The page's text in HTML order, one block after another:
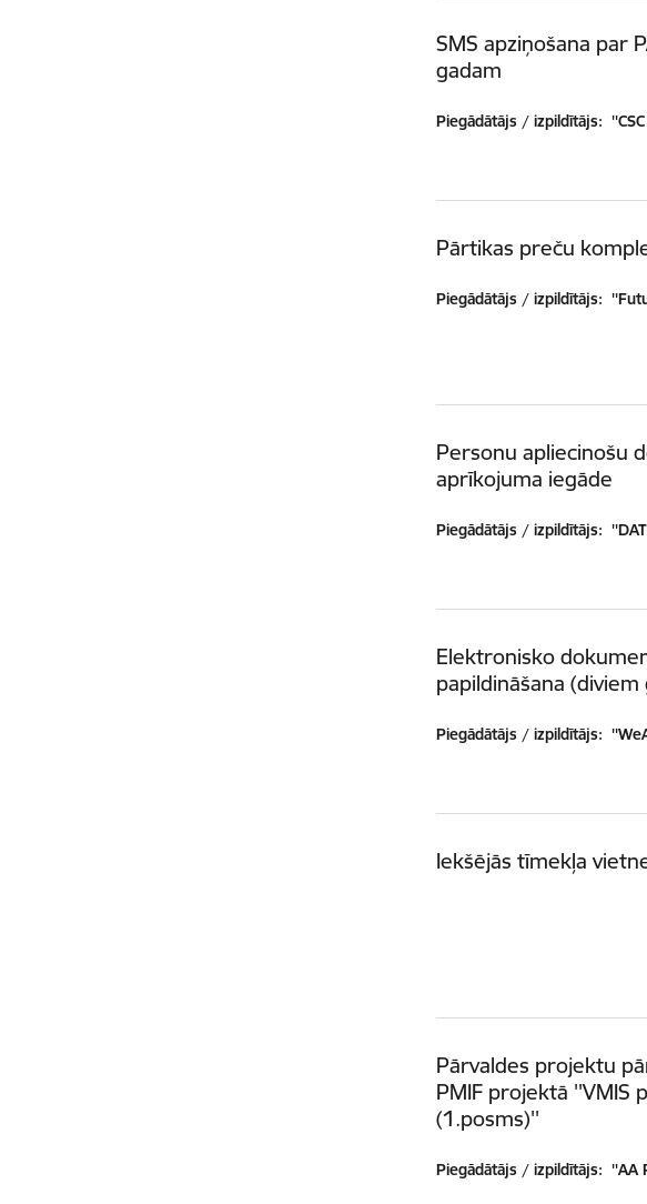
SMS apziņošana par
gadam
Piegādātājs / izpildītājs:
Pārtikas preču
Piegādātājs / izpildītājs:
Personu apliecinošu
aprīkojuma iegāde
Piegādātājs / izpildītājs:
Elektronisko
papildināšana (diviem
Piegādātājs / izpildītājs:
Iekšējās tīmekļa
Pārvaldes projektu
PMIF projektā
(1.posms)''
Piegādātājs / izpildītājs: ''AA